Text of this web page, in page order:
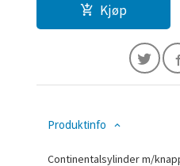
Kjøp
Produktinfo
Continentalsylinder m/